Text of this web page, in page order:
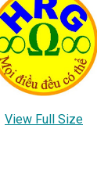
View Full Size